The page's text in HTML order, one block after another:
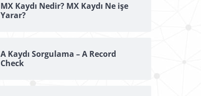
MX Kaydı Nedir? MX Kaydı Ne işe
Yarar?
A Kaydı Sorgulama – A Record
Check